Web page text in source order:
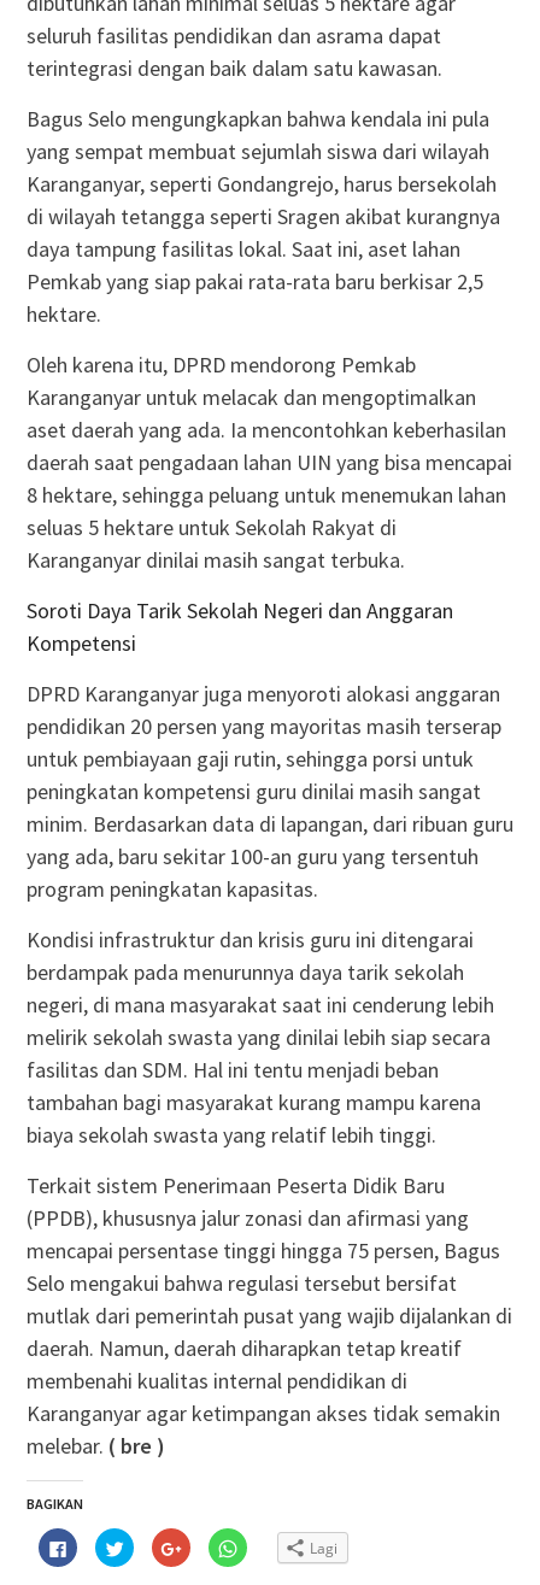
seluruh fasilitas pendidikan dan asrama dapat
terintegrasi dengan baik dalam satu kawasan.
Bagus Selo mengungkapkan bahwa kendala ini pula
yang sempat membuat sejumlah siswa dari wilayah
Karanganyar, seperti Gondangrejo, harus bersekolah
di wilayah tetangga seperti Sragen akibat kurangnya
daya tampung fasilitas lokal. Saat ini, aset lahan
Pemkab yang siap pakai rata-rata baru berkisar 2,5
hektare.
Oleh karena itu, DPRD mendorong Pemkab
Karanganyar untuk melacak dan mengoptimalkan
aset daerah yang ada. Ia mencontohkan keberhasilan
daerah saat pengadaan lahan UIN yang bisa mencapai
8 hektare, sehingga peluang untuk menemukan lahan
seluas 5 hektare untuk Sekolah Rakyat di
Karanganyar dinilai masih sangat terbuka.
Soroti Daya Tarik Sekolah Negeri dan Anggaran
Kompetensi
DPRD Karanganyar juga menyoroti alokasi anggaran
pendidikan 20 persen yang mayoritas masih terserap
untuk pembiayaan gaji rutin, sehingga porsi untuk
peningkatan kompetensi guru dinilai masih sangat
minim. Berdasarkan data di lapangan, dari ribuan guru
yang ada, baru sekitar 100-an guru yang tersentuh
program peningkatan kapasitas.
Kondisi infrastruktur dan krisis guru ini ditengarai
berdampak pada menurunnya daya tarik sekolah
negeri, di mana masyarakat saat ini cenderung lebih
melirik sekolah swasta yang dinilai lebih siap secara
fasilitas dan SDM. Hal ini tentu menjadi beban
tambahan bagi masyarakat kurang mampu karena
biaya sekolah swasta yang relatif lebih tinggi.
Terkait sistem Penerimaan Peserta Didik Baru
(PPDB), khususnya jalur zonasi dan afirmasi yang
mencapai persentase tinggi hingga 75 persen, Bagus
Selo mengakui bahwa regulasi tersebut bersifat
mutlak dari pemerintah pusat yang wajib dijalankan di
daerah. Namun, daerah diharapkan tetap kreatif
membenahi kualitas internal pendidikan di
Karanganyar agar ketimpangan akses tidak semakin
melebar. ( bre )
BAGIKAN
Klik
untuk
membagikan
Klik
untuk
berbagi
Klik
untuk
berbagi
Klik
untuk Lagi